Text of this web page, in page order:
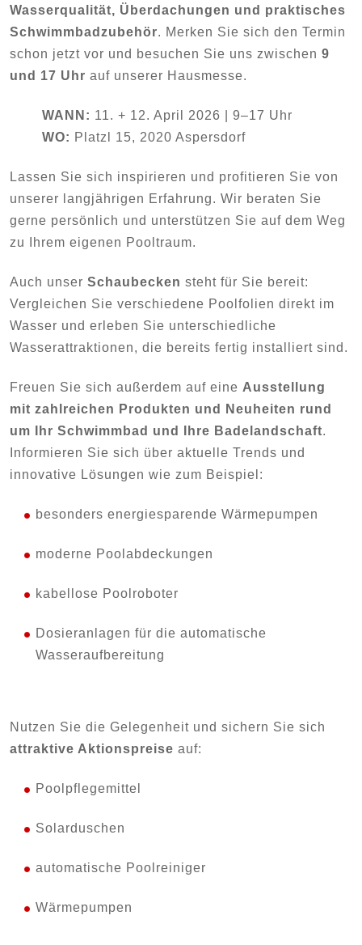
Wasserqualität, Überdachungen und praktisches
Schwimmbadzubehör. Merken Sie sich den Termin
schon jetzt vor und besuchen Sie uns zwischen 9
und 17 Uhr auf unserer Hausmesse.
WANN: 11. + 12. April 2026 | 9–17 Uhr
WO: Platzl 15, 2020 Aspersdorf
Lassen Sie sich inspirieren und profitieren Sie von
unserer langjährigen Erfahrung. Wir beraten Sie
gerne persönlich und unterstützen Sie auf dem Weg
zu Ihrem eigenen Pooltraum.
Auch unser Schaubecken steht für Sie bereit:
Vergleichen Sie verschiedene Poolfolien direkt im
Wasser und erleben Sie unterschiedliche
Wasserattraktionen, die bereits fertig installiert sind.
Freuen Sie sich außerdem auf eine Ausstellung
mit zahlreichen Produkten und Neuheiten rund
um Ihr Schwimmbad und Ihre Badelandschaft.
Informieren Sie sich über aktuelle Trends und
innovative Lösungen wie zum Beispiel:
besonders energiesparende Wärmepumpen
moderne Poolabdeckungen
kabellose Poolroboter
Dosieranlagen für die automatische
Wasseraufbereitung
Nutzen Sie die Gelegenheit und sichern Sie sich
attraktive Aktionspreise auf:
Poolpflegemittel
Solarduschen
automatische Poolreiniger
Wärmepumpen